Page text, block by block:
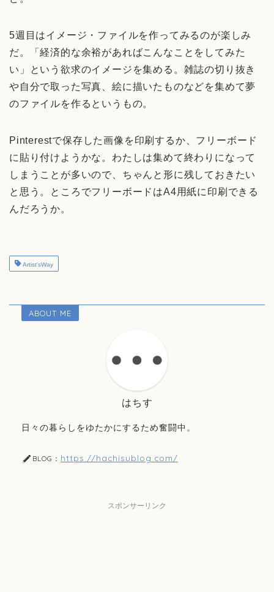
5週目はイメージ・ファイルを作ってみるのが楽しみ
だ。「経済的な余裕があればこんなことをしてみた
い」という欲求のイメージを集める。雑誌の切り抜き
や自分で取った写真、絵に描いたものなどを集めて夢
のファイルを作るというもの。
Pinterestで保存した画像を印刷するか、フリーボード
に貼り付けようかな。わたしは集めて終わりになって
しまうことが多いので、ちゃんと形に残しておきたい
と思う。ところでフリーボードはA4用紙に印刷できる
んだろうか。
Artist'sWay
ABOUT ME
はちす
日々の暮らしをゆたかにするため奮闘中。
BLOG： https://hachisublog.com/
スポンサーリンク